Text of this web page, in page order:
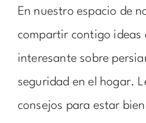
En nuestro espacio de
compartir contigo ideas
interesante sobre
seguridad en el hogar.
consejos para estar